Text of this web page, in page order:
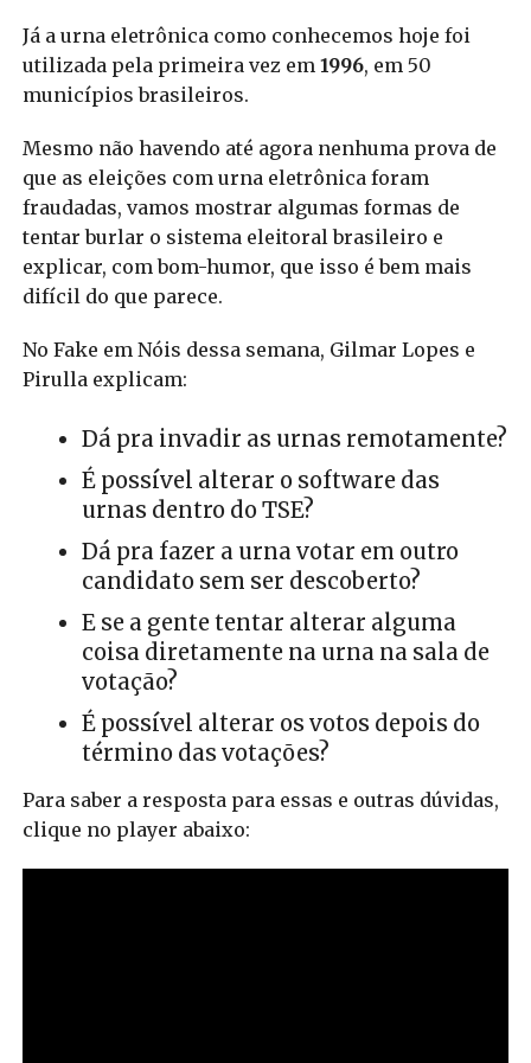
Já a urna eletrônica como conhecemos hoje foi
utilizada pela primeira vez em 1996, em 50
municípios brasileiros.
Mesmo não havendo até agora nenhuma prova de
que as eleições com urna eletrônica foram
fraudadas, vamos mostrar algumas formas de
tentar burlar o sistema eleitoral brasileiro e
explicar, com bom-humor, que isso é bem mais
difícil do que parece.
No Fake em Nóis dessa semana, Gilmar Lopes e
Pirulla explicam:
Dá pra invadir as urnas remotamente?
É possível alterar o software das
urnas dentro do TSE?
Dá pra fazer a urna votar em outro
candidato sem ser descoberto?
E se a gente tentar alterar alguma
coisa diretamente na urna na sala de
votação?
É possível alterar os votos depois do
término das votações?
Para saber a resposta para essas e outras dúvidas,
clique no player abaixo: